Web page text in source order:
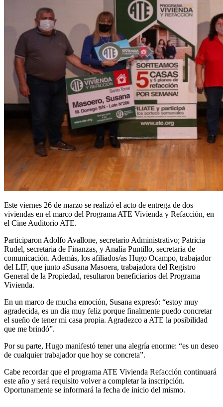
Este viernes 26 de marzo se realizó el acto de entrega de dos
viviendas en el marco del Programa ATE Vivienda y Refacción, en
el Cine Auditorio ATE.
Participaron Adolfo Avallone, secretario Administrativo; Patricia
Rudel, secretaria de Finanzas, y Analía Puntillo, secretaria de
comunicación. Además, los afiliados/as Hugo Ocampo, trabajador
del LIF, que junto aSusana Masoera, trabajadora del Registro
General de la Propiedad, resultaron beneficiarios del Programa
Vivienda.
En un marco de mucha emoción, Susana expresó: “estoy muy
agradecida, es un día muy feliz porque finalmente puedo concretar
el sueño de tener mi casa propia. Agradezco a ATE la posibilidad
que me brindó”.
Por su parte, Hugo manifestó tener una alegría enorme: “es un deseo
de cualquier trabajador que hoy se concreta”.
Cabe recordar que el programa ATE Vivienda Refacción continuará
este año y será requisito volver a completar la inscripción.
Oportunamente se informará la fecha de inicio del mismo.